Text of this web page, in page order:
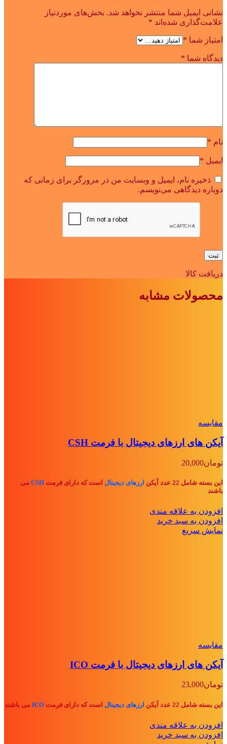
نشانی ایمیل شما منتشر نخواهد شد. بخش‌های موردنیاز
علامت‌گذاری شده‌اند *
امتیاز شما *
دیدگاه شما *
نام *
ایمیل *
ذخیره نام، ایمیل و وبسایت من در مرورگر برای زمانی که
دوباره دیدگاهی می‌نویسم.
دریافت کالا
محصولات مشابه
مقايسه
آیکن های ارزهای دیجیتال با فرمت CSH
تومان20,000
این بسته شامل 22 عدد آیکن ارزهای دیجیتال است که دارای فرمت CSH می
باشند
افزودن به علاقه مندی
افزودن به سبد خرید
نمایش سریع
مقايسه
آیکن های ارزهای دیجیتال با فرمت ICO
تومان23,000
این بسته شامل 22 عدد آیکن ارزهای دیجیتال است که دارای فرمت ICO می باشند
افزودن به علاقه مندی
افزودن به سبد خرید